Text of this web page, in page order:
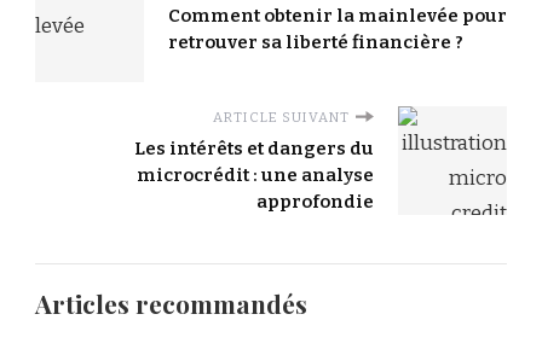
Comment obtenir la mainlevée pour
retrouver sa liberté financière ?
ARTICLE SUIVANT
Les intérêts et dangers du
microcrédit : une analyse
approfondie
Articles recommandés